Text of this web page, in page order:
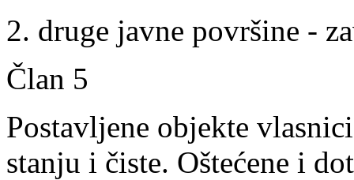
2. druge javne površine -
Član 5
Postavljene objekte
stanju i čiste. Oštećene i